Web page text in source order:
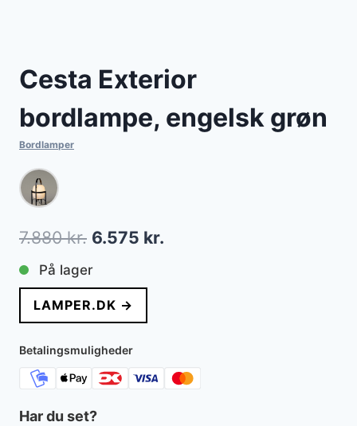
Cesta Exterior
bordlampe, engelsk grøn
Bordlamper
7.880kr. Den
oprindelige
pris
var:
7.880 kr..
6.575 kr.
På lager
LAMPER.DK →
Betalingsmuligheder
Har du set?